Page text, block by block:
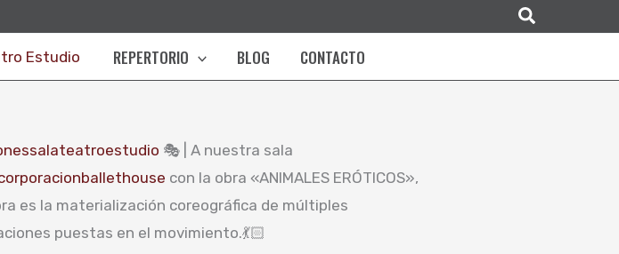
Buscar
REPERTORIO BLOG CONTACTO
🎭 | A nuestra sala
con la obra «ANIMALES ERÓTICOS»,
es la materialización coreográfica de múltiples
puestas en el movimiento.💃🏻